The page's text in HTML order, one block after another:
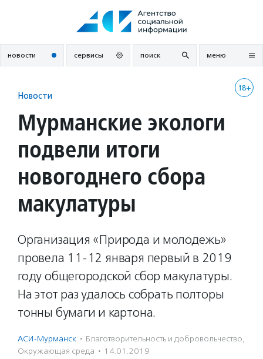
новости сервисы поиск меню
18+
Новости
Мурманские экологи
подвели итоги
новогоднего сбора
макулатуры
Организация «Природа и молодежь»
провела 11-12 января первый в 2019
году общегородской сбор макулатуры.
На этот раз удалось собрать полторы
тонны бумаги и картона.
АСИ-Мурманск · Благотвори­тель­ность и доброволь­чест­во,
Окружающая среда · 14.01.2019